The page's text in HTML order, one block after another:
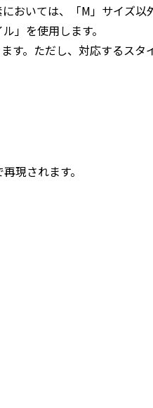
おいては、「M」サイズ
」を使用します。
す。ただし、対応するス
再現されます。